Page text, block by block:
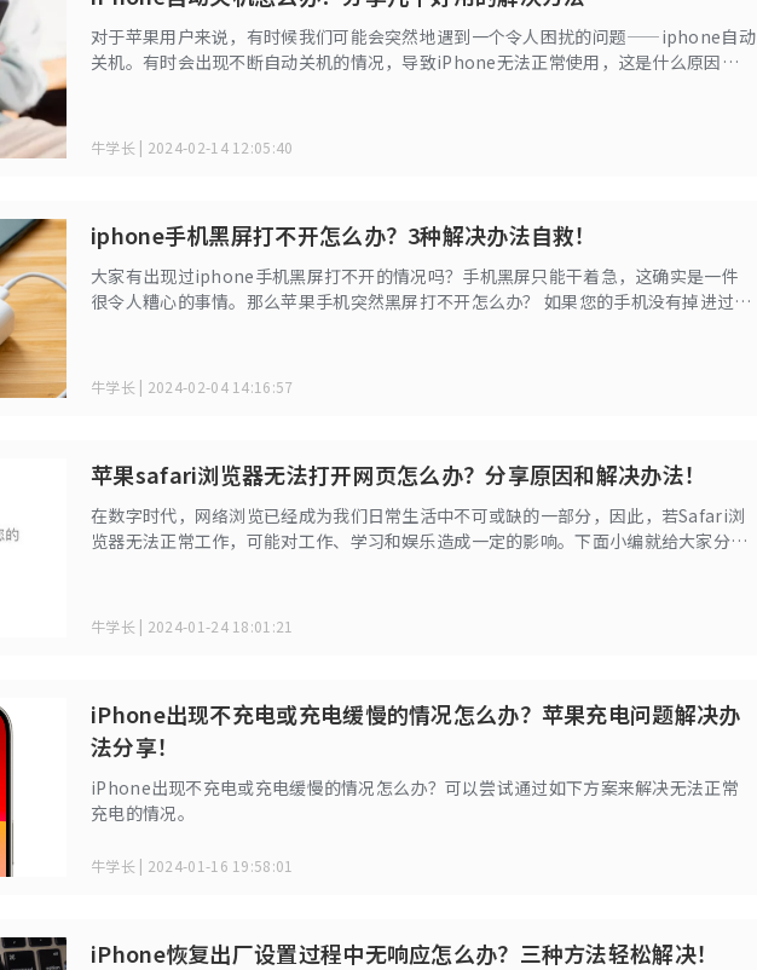
对于苹果用户来说，有时候我们可能会突然地遇到一个令人困扰的问题——iphone自动
关机。有时会出现不断自动关机的情况，导致iPhone无法正常使用，这是什么原因导
牛学长 | 2024-02-14 12:05:40
iphone手机黑屏打不开怎么办？3种解决办法自救！
大家有出现过iphone手机黑屏打不开的情况吗？手机黑屏只能干着急，这确实是一件
很令人糟心的事情。那么苹果手机突然黑屏打不开怎么办？ 如果您的手机没有掉进过水
牛学长 | 2024-02-04 14:16:57
苹果safari浏览器无法打开网页怎么办？分享原因和解决办法！
在数字时代，网络浏览已经成为我们日常生活中不可或缺的一部分，因此，若Safari浏
览器无法正常工作，可能对工作、学习和娱乐造成一定的影响。下面小编就给大家分享
牛学长 | 2024-01-24 18:01:21
iPhone出现不充电或充电缓慢的情况怎么办？苹果充电问题解决办
法分享！
iPhone出现不充电或充电缓慢的情况怎么办？可以尝试通过如下方案来解决无法正常
充电的情况。
牛学长 | 2024-01-16 19:58:01
iPhone恢复出厂设置过程中无响应怎么办？三种方法轻松解决！